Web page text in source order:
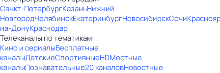
Санкт-ПетербургКазаньНижний
НовгородЧелябинскЕкатеринбургНовосибирскСочи
на-ДонуКраснодар
Телеканалы по тематикам:
Кино и сериалыБесплатные
каналыДетскиеСпортивныеHDМестные
каналыПознавательные20 каналовНовостные